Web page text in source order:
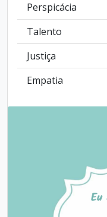
Perspicácia
Talento
Justiça
Empatia